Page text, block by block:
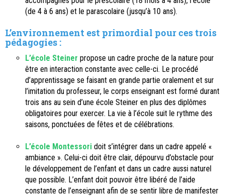
(de 4 à 6 ans) et le parascolaire (jusqu’à 10 ans).
L’environnement est primordial pour ces trois
pédagogies :
L’école Steiner propose un cadre proche de la nature pour
être en interaction constante avec celle-ci. Le procédé
d’apprentissage se faisant en grande partie oralement et sur
l’imitation du professeur, le corps enseignant est formé durant
trois ans au sein d’une école Steiner en plus des diplômes
obligatoires pour exercer. La vie à l’école suit le rythme des
saisons, ponctuées de fêtes et de célébrations.
L’école Montessori doit s’intégrer dans un cadre appelé «
ambiance ». Celui-ci doit être clair, dépourvu d’obstacle pour
le développement de l’enfant et dans un cadre aussi naturel
que possible. L’enfant doit pouvoir être libéré de l’aide
constante de l’enseignant afin de se sentir libre de manifester